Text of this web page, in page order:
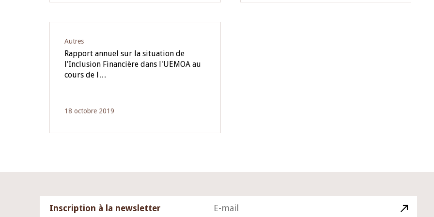
Autres
Rapport annuel sur la situation de
l'Inclusion Financière dans l'UEMOA au
cours de l…
18 octobre 2019
Inscription à la newsletter